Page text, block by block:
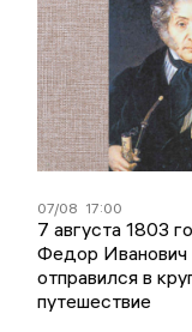
07/08 17:00
7 августа 1803
Федор Иванович
отправился в
путешествие